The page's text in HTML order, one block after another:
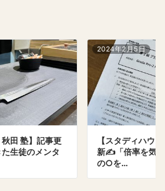
秋田 塾】記事更
生徒のメンタ
2024年2月5日
【スタディハウ
新✍️「倍率を気
の○を…